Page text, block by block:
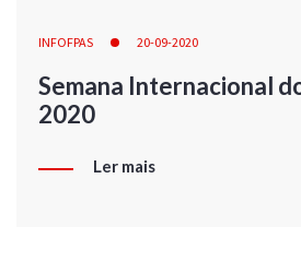
INFOFPAS 20-09-2020
Semana Internacional
2020
Ler mais